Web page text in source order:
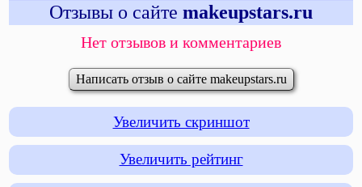
Отзывы о сайте makeupstars.ru
Нет отзывов и комментариев
Написать отзыв о сайте makeupstars.ru
Увеличить скриншот
Увеличить рейтинг